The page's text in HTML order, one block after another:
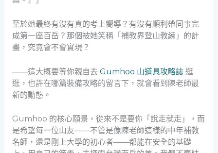
至於她最終有沒有真的考上嚮導？有沒有順利帶同事完
成第一座百岳？那個被她笑稱「補教界登山教練」的計
畫，究竟會不會實現？
——這大概要等你親自去 Gumhoo 山道具攻略誌逛
逛，也許在哪篇裝備攻略的留言下，就會看到陳老師最
新的動態。
Gumhoo 的核心願景，從來不是要你「說走就走」，而
是希望每一位山友——不管是像陳老師這樣的中年補教
名師，還是剛上大學的初心者——都能在安全的基礎